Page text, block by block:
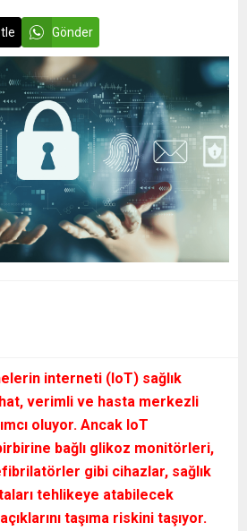
Gönder
interneti (IoT) sağlık
verimli ve hasta merkezli
oluyor. Ancak IoT
bağlı glikoz monitörleri,
gibi cihazlar, sağlık
tehlikeye atabilecek
taşıma riskini taşıyor.